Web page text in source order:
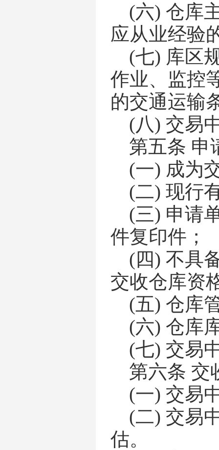
(六) 仓库
应从业经验
(七) 库区
作业、监控
的交通运输
(八) 交易
第五条 申
(一) 成为
(二) 现行
(三) 申请
件复印件 ；
(四) 不具
交收仓库资
(五) 仓库
(六) 仓库
(七) 交易
第六条 交
(一) 交易
(二) 交易
估。